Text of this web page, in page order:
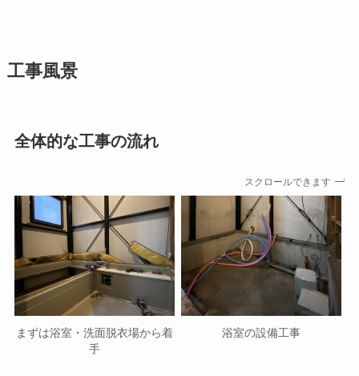
工事風景
全体的な工事の流れ
スクロールできます
まずは浴室・洗面脱衣場から着
手
浴室の設備工事